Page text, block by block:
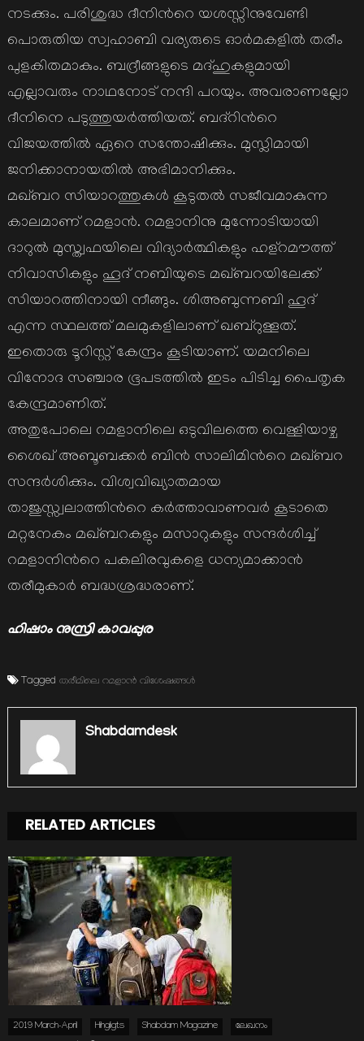
നടക്കും. പരിശുദ്ധ ദീനിന്‍റെ യശസ്സിനുവേണ്ടി
പൊരുതിയ സ്വഹാബി വര്യരുടെ ഓര്‍മകളില്‍ തരീം
പുളകിതമാകും. ബദ്രീങ്ങളുടെ മദ്ഹുകളുമായി
എല്ലാവരും നാഥനോട് നന്ദി പറയും. അവരാണല്ലോ
ദീനിനെ പടുത്തുയര്‍ത്തിയത്. ബദ്റിന്‍റെ
വിജയത്തില്‍ ഏറെ സന്തോഷിക്കും. മുസ്ലിമായി
ജനിക്കാനായതില്‍ അഭിമാനിക്കും.
മഖ്ബറ സിയാറത്തുകള്‍ കൂടുതല്‍ സജീവമാകുന്ന
കാലമാണ് റമളാന്‍. റമളാനിനു മുന്നോടിയായി
ദാറുല്‍ മുസ്ത്വഫയിലെ വിദ്യാര്‍ത്ഥികളും ഹള്റമൗത്ത്
നിവാസികളും ഹൂദ് നബിയുടെ മഖ്ബറയിലേക്ക്
സിയാറത്തിനായി നീങ്ങും. ശിഅബുന്നബി ഹൂദ്
എന്ന സ്ഥലത്ത് മലമുകളിലാണ് ഖബ്റുള്ളത്.
ഇതൊരു ടൂറിസ്റ്റ് കേന്ദ്രം കൂടിയാണ്. യമനിലെ
വിനോദ സഞ്ചാര ഭൂപടത്തില്‍ ഇടം പിടിച്ച പൈതൃക
കേന്ദ്രമാണിത്.
അതുപോലെ റമളാനിലെ ഒടുവിലത്തെ വെള്ളിയാഴ്ച
ശൈഖ് അബൂബക്കര്‍ ബിന്‍ സാലിമിന്‍റെ മഖ്ബറ
സന്ദര്‍ശിക്കും. വിശ്വവിഖ്യാതമായ
താജുസ്സ്വലാത്തിന്‍റെ കര്‍ത്താവാണവര്‍ കൂടാതെ
മറ്റനേകം മഖ്ബറകളും മസാറുകളും സന്ദര്‍ശിച്ച്
റമളാനിന്‍റെ പകലിരവുകളെ ധന്യമാക്കാന്‍
തരീമുകാര്‍ ബദ്ധശ്രദ്ധരാണ്.
ഹിഷാം നുസ്രി കാവപ്പുര
Tagged തരീമിലെ റമളാന്‍ വിശേഷങ്ങള്‍
Shabdamdesk
RELATED ARTICLES
2019 March-April Hihgligts Shabdam Magazine ലേഖനം